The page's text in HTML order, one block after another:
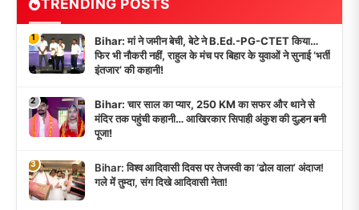
1
Bihar: मां ने जमीन बेची, बेटे ने B.Ed.-PG-CTET किया…
फिर भी नौकरी नहीं, राहुल के मंच पर बिहार के युवाओं ने सुनाई ‘भर्ती
इंतजार’ की कहानी!
2
Bihar: चार साल का प्यार, 250 KM का सफर और थाने से
मंदिर तक पहुंची कहानी… आखिरकार सिपाही अंकुश की दुल्हन बनी
पूजा!
3
Bihar: विश्व आदिवासी दिवस पर तेजस्वी का ‘ढोल वाला’ अंदाज!
गले में तुम्दा, संग दिखे आदिवासी नेता!